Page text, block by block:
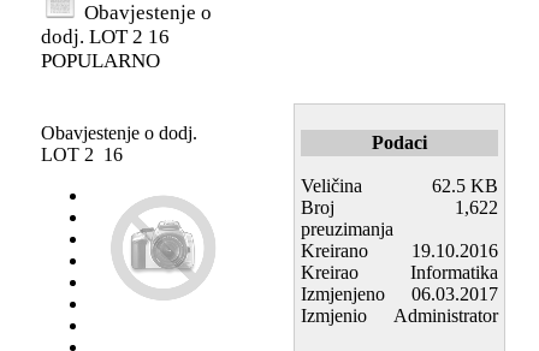
Obavjestenje o
dodj. LOT 2 16
POPULARNO
Obavjestenje o dodj.
LOT 2 16
Podaci
Veličina
62.5 KB
Broj
preuzimanja
1,622
Kreirano
19.10.2016
Kreirao
Informatika
Izmjenjeno
06.03.2017
Izmjenio
Administrator